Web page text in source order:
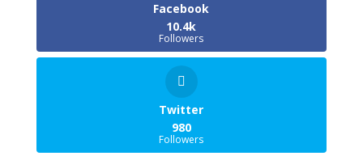
Facebook
10.4k
Followers
Twitter
980
Followers